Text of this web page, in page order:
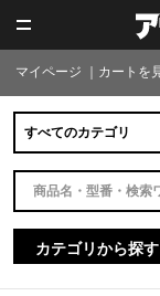
マイページ カートを
カテゴリから探す